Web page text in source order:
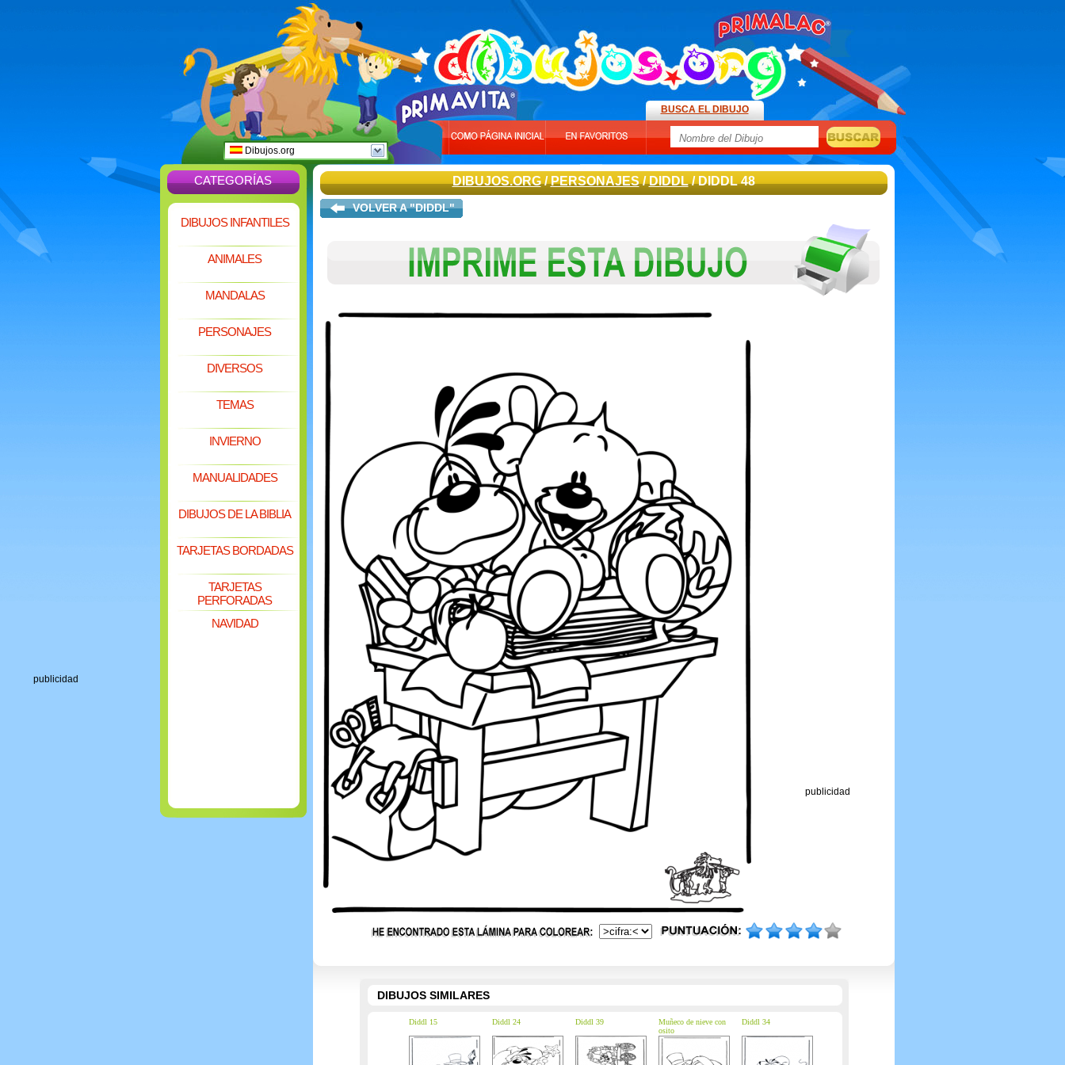
publicidad
Dibujos.org
BUSCA EL DIBUJO
CATEGORÍAS
DIBUJOS INFANTILES
ANIMALES
MANDALAS
PERSONAJES
DIVERSOS
TEMAS
INVIERNO
MANUALIDADES
DIBUJOS DE LA BIBLIA
TARJETAS BORDADAS
TARJETAS
PERFORADAS
NAVIDAD
DIBUJOS.ORG/PERSONAJES/DIDDL/ DIDDL 48
VOLVER A "DIDDL"
publicidad
DIBUJOS SIMILARES
Diddl 15 Diddl 24 Diddl 39
Muñeco de nieve con
osito
Diddl 34